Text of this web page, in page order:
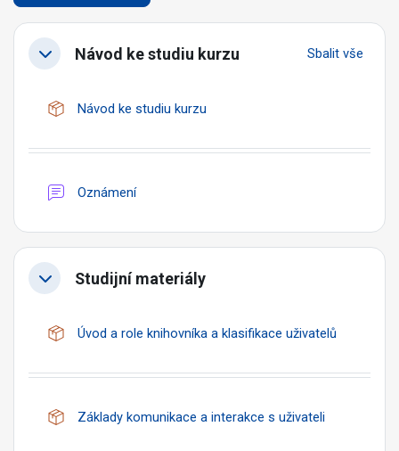
Osnova sekce
Návod ke studiu kurzu Sbalit vše
Návod ke studiu kurzuBalíček SCORM
Oznámení
Studijní materiály
Úvod a role knihovníka a klasifikace uživatelůBalíček
Základy komunikace a interakce s uživateliBalíček